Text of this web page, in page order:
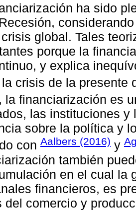
ha sido
global. Tales
porque la
y explica
crisis de la
, la financiarización es
las instituciones
sobre la política y
con Aalbers (2016) y
también
en el cual la
financieros, es
del comercio y